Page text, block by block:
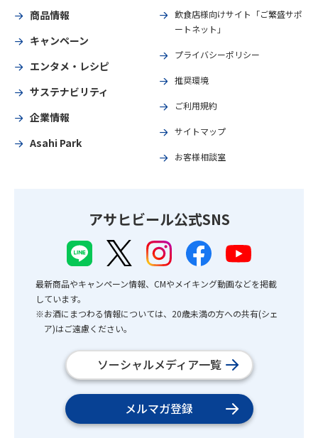
商品情報
キャンペーン
エンタメ・レシピ
サステナビリティ
企業情報
Asahi Park
飲食店様向けサイト「ご繁盛サポ
ートネット」
プライバシーポリシー
推奨環境
ご利用規約
サイトマップ
お客様相談室
アサヒビール公式SNS
最新商品やキャンペーン情報、CMやメイキング動画などを掲載
しています。
※お酒にまつわる情報については、20歳未満の方への共有(シェ
ア)はご遠慮ください。
ソーシャルメディア一覧
メルマガ登録